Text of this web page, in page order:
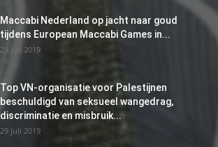
Maccabi Nederland op jacht naar goud
tijdens European Maccabi Games in...
29 juli 2019
Top VN-organisatie voor Palestijnen
beschuldigd van seksueel wangedrag,
discriminatie en misbruik...
29 juli 2019